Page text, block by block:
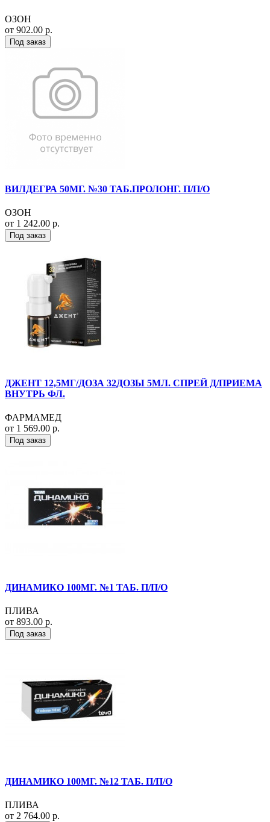
ОЗОН
от 902.00 р.
Под заказ
ВИЛДЕГРА 50МГ. №30 ТАБ.ПРОЛОНГ. П/П/О
ОЗОН
от 1 242.00 р.
Под заказ
ДЖЕНТ 12,5МГ/ДОЗА 32ДОЗЫ 5МЛ. СПРЕЙ Д/ПРИЕМА
ВНУТРЬ ФЛ.
ФАРМАМЕД
от 1 569.00 р.
Под заказ
ДИНАМИКО 100МГ. №1 ТАБ. П/П/О
ПЛИВА
от 893.00 р.
Под заказ
ДИНАМИКО 100МГ. №12 ТАБ. П/П/О
ПЛИВА
от 2 764.00 р.